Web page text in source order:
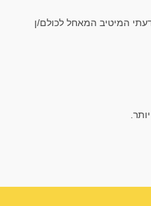
המיטיב המאחל לכולם/ן